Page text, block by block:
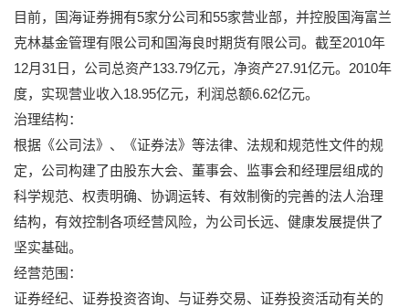
目前，国海证券拥有5家分公司和55家营业部，并控股国海富兰
克林基金管理有限公司和国海良时期货有限公司。截至2010年
12月31日，公司总资产133.79亿元，净资产27.91亿元。2010年
度，实现营业收入18.95亿元，利润总额6.62亿元。
治理结构：
根据《公司法》、《证券法》等法律、法规和规范性文件的规
定，公司构建了由股东大会、董事会、监事会和经理层组成的
科学规范、权责明确、协调运转、有效制衡的完善的法人治理
结构，有效控制各项经营风险，为公司长远、健康发展提供了
坚实基础。
经营范围：
证券经纪、证券投资咨询、与证券交易、证券投资活动有关的